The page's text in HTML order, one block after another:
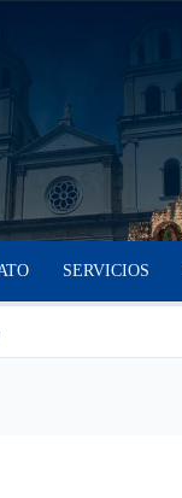
SERVICIOS